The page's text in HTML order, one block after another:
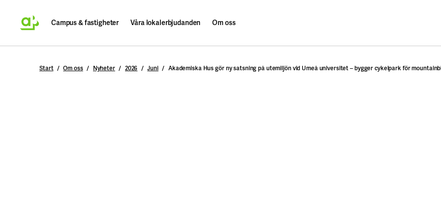
Campus & fastigheter Våra lokalerbjudanden Om oss
Sök
Start Om oss Nyheter 2026 Juni Akademiska Hus gör ny satsning på utemiljön vid Umeå universitet – bygger cykelpark för